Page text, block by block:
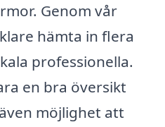
Genom vår
hämta in flera
professionella.
en bra översikt
möjlighet att